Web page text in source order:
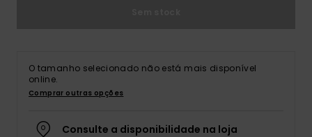
O tamanho selecionado não está mais disponível
online.
Comprar outras opções
Consulte a disponibilidade na loja